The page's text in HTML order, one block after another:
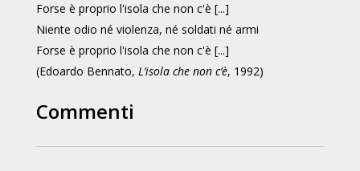
Forse è proprio l'isola che non c'è [...]
Niente odio né violenza, né soldati né armi
Forse è proprio l'isola che non c'è [...]
(Edoardo Bennato, L’isola che non c’è, 1992)
Commenti